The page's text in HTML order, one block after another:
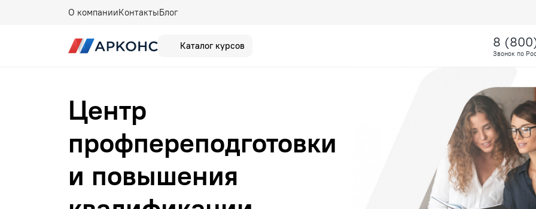
О компанииКонтактыБлог
Каталог курсов 8
Звонок по
Центр
профпереподготовки
и повышения